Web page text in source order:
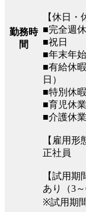
勤務時
間
【休日
■完全週
■祝日
■年末年
■有給休
日）
■特別休暇
■育児休業
■介護休業
【雇用形
正社員
【試用期
あり（3～
※試用期